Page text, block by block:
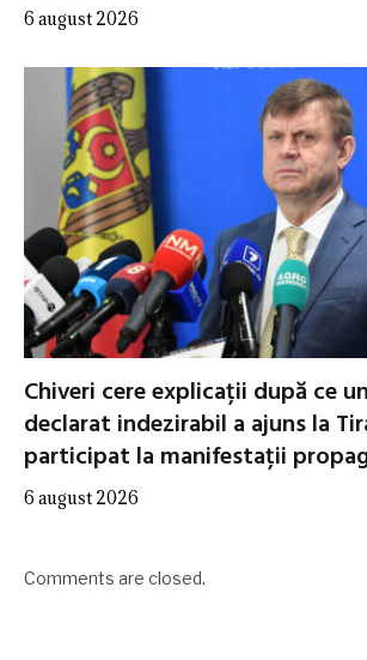
6 august 2026
Chiveri cere explicații după ce
declarat indezirabil a ajuns la
participat la manifestații
6 august 2026
Comments are closed.